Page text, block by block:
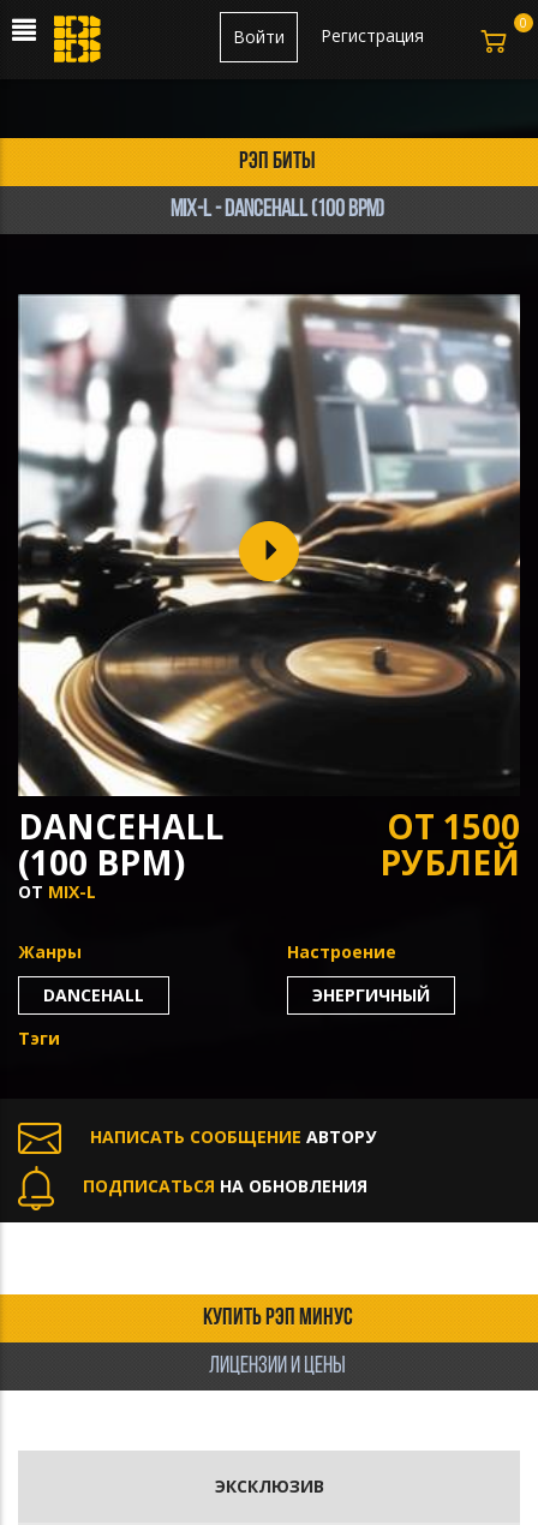
Регистрация
Войти
рэп биты
MIX-L - Dancehall (100 bpm)
DANCEHALL
(100 BPM)
ОТ MIX-L
ОТ 1500
РУБЛЕЙ
Жанры
DANCEHALL
Настроение
ЭНЕРГИЧНЫЙ
Тэги
НАПИСАТЬ СООБЩЕНИЕ АВТОРУ
ПОДПИСАТЬСЯ НА ОБНОВЛЕНИЯ
КУПИТЬ РЭП МИНУС
ЛИЦЕНЗИИ И ЦЕНЫ
ЭКСКЛЮЗИВ
0